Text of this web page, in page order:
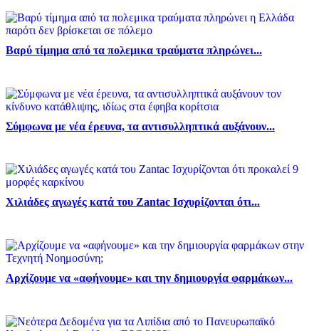
Βαρύ τίμημα από τα πολεμικα τραύματα πληρώνει...
Σύμφωνα με νέα έρευνα, τα αντισυλληπτικά αυξάνουν...
Χιλιάδες αγωγές κατά του Zantac Ισχυρίζονται ότι...
Αρχίζουμε να «αφήνουμε» και την δημιουργία φαρμάκων...